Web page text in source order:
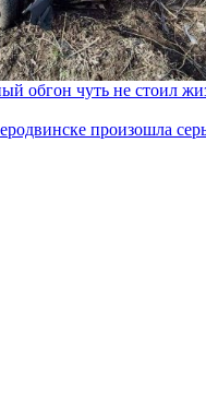
обгон чуть не стоил
произошла